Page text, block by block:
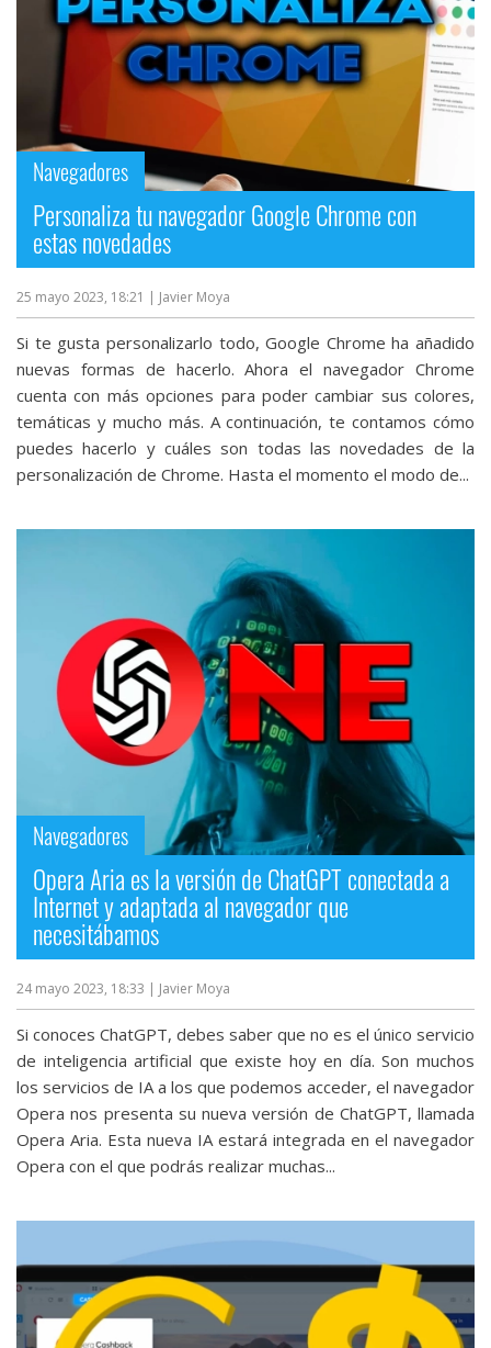
Navegadores
Personaliza tu navegador Google Chrome con
estas novedades
25 mayo 2023, 18:21 | Javier Moya
Si te gusta personalizarlo todo, Google Chrome ha añadido
nuevas formas de hacerlo. Ahora el navegador Chrome
cuenta con más opciones para poder cambiar sus colores,
temáticas y mucho más. A continuación, te contamos cómo
puedes hacerlo y cuáles son todas las novedades de la
personalización de Chrome. Hasta el momento el modo de...
Navegadores
Opera Aria es la versión de ChatGPT conectada a
Internet y adaptada al navegador que
necesitábamos
24 mayo 2023, 18:33 | Javier Moya
Si conoces ChatGPT, debes saber que no es el único servicio
de inteligencia artificial que existe hoy en día. Son muchos
los servicios de IA a los que podemos acceder, el navegador
Opera nos presenta su nueva versión de ChatGPT, llamada
Opera Aria. Esta nueva IA estará integrada en el navegador
Opera con el que podrás realizar muchas...